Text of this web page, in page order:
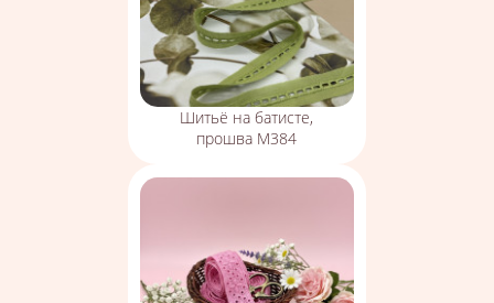
Шитьё на батисте,
прошва М384